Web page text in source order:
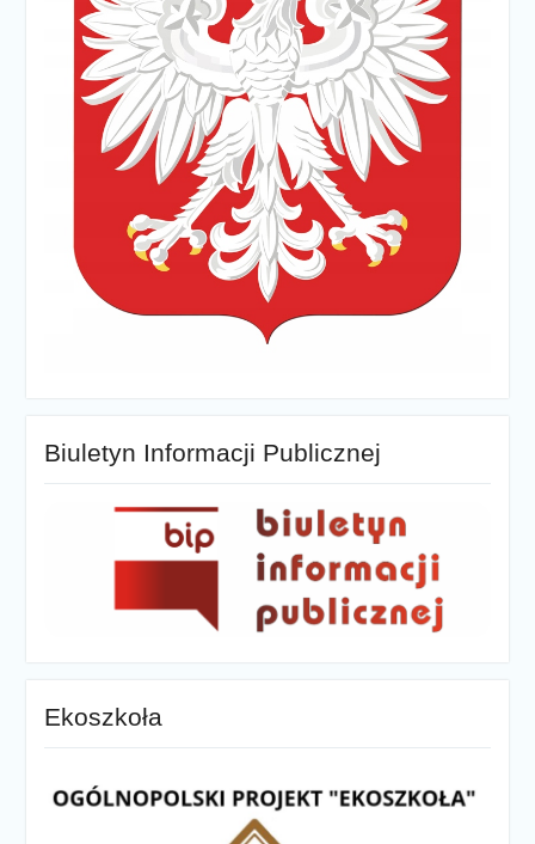
Biuletyn Informacji Publicznej
Ekoszkoła